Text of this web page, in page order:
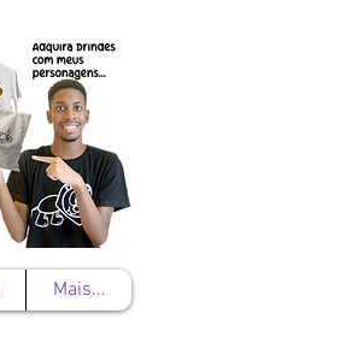
Mais...